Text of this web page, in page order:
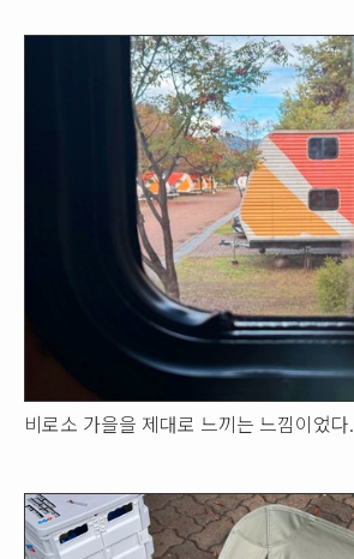
비로소 가을을 제대로 느끼는 느낌이었다.